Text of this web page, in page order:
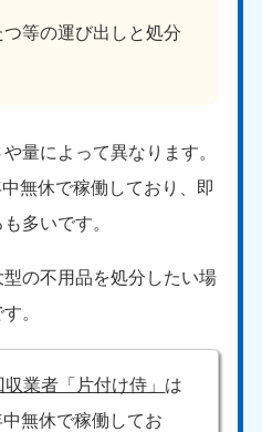
等の運び出しと処分
量によって異なります。
無休で稼働しており、即
多いです。
の不用品を処分したい場
。
業者「片付け侍」 は
無休で稼働してお